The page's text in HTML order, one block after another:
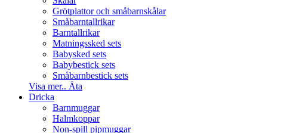
Grötplattor och småbarnskålar
Småbarntallrikar
Barntallrikar
Matningssked sets
Babysked sets
Babybestick sets
Småbarnbestick sets
Visa mer.. Äta
Dricka
Barnmuggar
Halmkoppar
Non-spill pipmuggar